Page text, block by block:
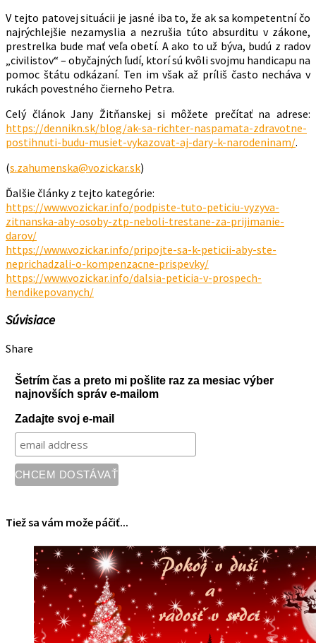
V tejto patovej situácii je jasné iba to, že ak sa kompetentní čo
najrýchlejšie nezamyslia a nezrušia túto absurditu v zákone,
prestrelka bude mať veľa obetí. A ako to už býva, budú z radov
„civilistov“ – obyčajných ľudí, ktorí sú kvôli svojmu handicapu na
pomoc štátu odkázaní. Ten im však až príliš často necháva v
rukách povestného čierneho Petra.
Celý článok Jany Žitňanskej si môžete prečítať na adrese:
https://dennikn.sk/blog/ak-sa-richter-naspamata-zdravotne-
postihnuti-budu-musiet-vykazovat-aj-dary-k-narodeninam/.
(s.zahumenska@vozickar.sk)
Ďalšie články z tejto kategórie:
https://www.vozickar.info/podpiste-tuto-peticiu-vyzyva-
zitnanska-aby-osoby-ztp-neboli-trestane-za-prijimanie-
darov/
https://www.vozickar.info/pripojte-sa-k-peticii-aby-ste-
neprichadzali-o-kompenzacne-prispevky/
https://www.vozickar.info/dalsia-peticia-v-prospech-
hendikepovanych/
Súvisiace
Share
Šetrím čas a preto mi pošlite raz za mesiac výber
najnovších správ e-mailom
Zadajte svoj e-mail
Tiež sa vám može páčiť...